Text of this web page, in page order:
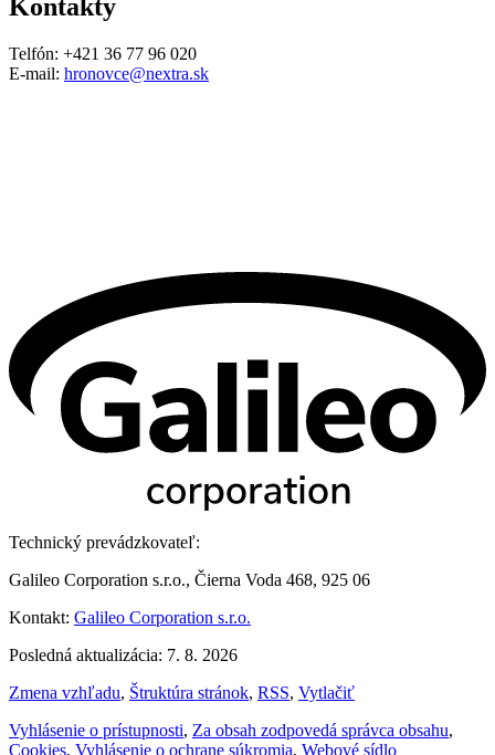
Kontakty
Telfón: +421 36 77 96 020
E-mail: hronovce@nextra.sk
Technický prevádzkovateľ:
Galileo Corporation s.r.o., Čierna Voda 468, 925 06
Kontakt: Galileo Corporation s.r.o.
Posledná aktualizácia: 7. 8. 2026
Zmena vzhľadu, Štruktúra stránok, RSS, Vytlačiť
Vyhlásenie o prístupnosti, Za obsah zodpovedá správca obsahu,
Cookies, Vyhlásenie o ochrane súkromia, Webové sídlo